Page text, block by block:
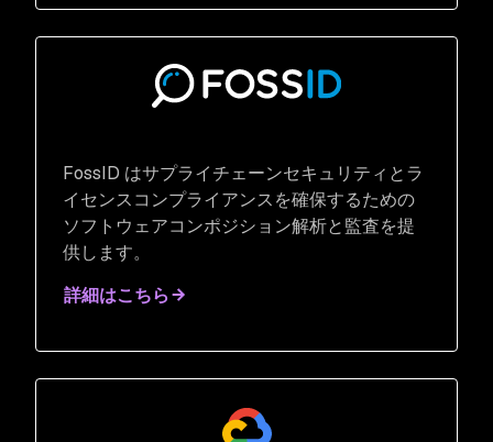
FossID はサプライチェーンセキュリティとラ
イセンスコンプライアンスを確保するための
ソフトウェアコンポジション解析と監査を提
供します。
詳細はこちら